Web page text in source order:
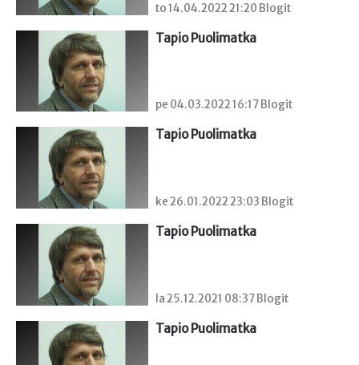
to 14.04.2022 21:20 Blogit
Tapio Puolimatka
pe 04.03.2022 16:17 Blogit
Tapio Puolimatka
ke 26.01.2022 23:03 Blogit
Tapio Puolimatka
la 25.12.2021 08:37 Blogit
Tapio Puolimatka